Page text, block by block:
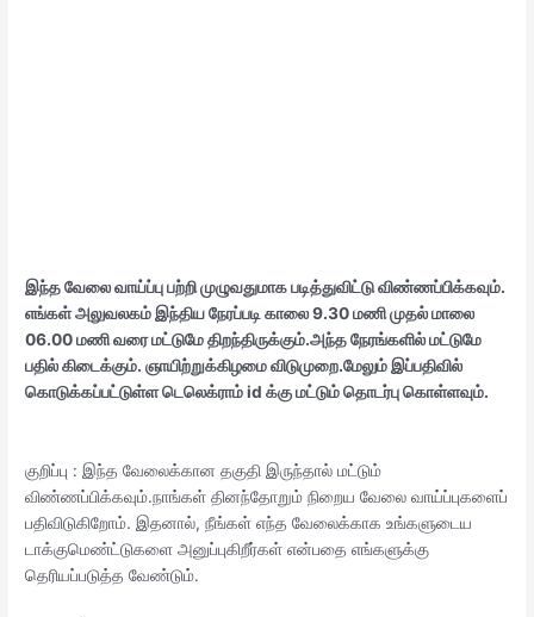
இந்த வேலை வாய்ப்பு பற்றி முழுவதுமாக படித்துவிட்டு விண்ணப்பிக்கவும்.
எங்கள்அலுவலகம் இந்திய நேரப்படி காலை 9.30 மணி முதல் மாலை
06.00 மணி வரை மட்டுமே திறந்திருக்கும்.அந்த நேரங்களில் மட்டுமே
பதில் கிடைக்கும். ஞாயிற்றுக்கிழமை விடுமுறை.மேலும் இப்பதிவில்
கொடுக்கப்பட்டுள்ள டெலெக்ராம் id க்கு மட்டும் தொடர்பு கொள்ளவும்.
குறிப்பு : இந்த வேலைக்கான தகுதி இருந்தால் மட்டும்
விண்ணப்பிக்கவும்.நாங்கள் தினந்தோறும் நிறைய வேலை வாய்ப்புகளைப்
பதிவிடுகிறோம். இதனால், நீங்கள் எந்த வேலைக்காக உங்களுடைய
டாக்குமெண்ட்டுகளை அனுப்புகிறீர்கள் என்பதை எங்களுக்கு
தெரியப்படுத்த வேண்டும்.